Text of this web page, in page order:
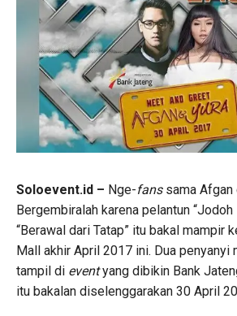
Soloevent.id – Nge-fans sama Afgan
Bergembiralah karena pelantun
“Berawal dari Tatap” itu bakal mampir
Mall akhir April 2017 ini. Dua penyanyi
tampil di eventyang dibikin Bank
itu bakalan diselenggarakan 30 April